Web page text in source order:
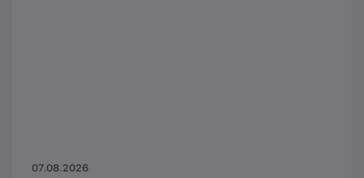
07.08.2026